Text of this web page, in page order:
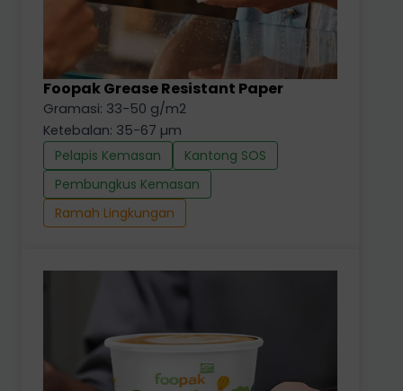
Foopak Grease Resistant Paper
Gramasi: 33-50 g/m2
Ketebalan: 35-67 µm
Pelapis Kemasan
Kantong SOS
Pembungkus Kemasan
Ramah Lingkungan